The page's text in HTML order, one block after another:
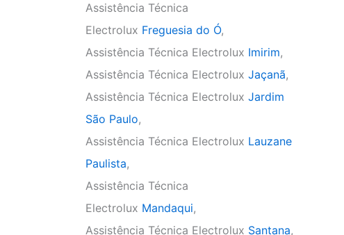
Assistência Técnica
Electrolux Freguesia do Ó,
Assistência Técnica Electrolux Imirim,
Assistência Técnica Electrolux Jaçanã,
Assistência Técnica Electrolux Jardim
São Paulo,
Assistência Técnica Electrolux Lauzane
Paulista,
Assistência Técnica
Electrolux Mandaqui,
Assistência Técnica Electrolux Santana,